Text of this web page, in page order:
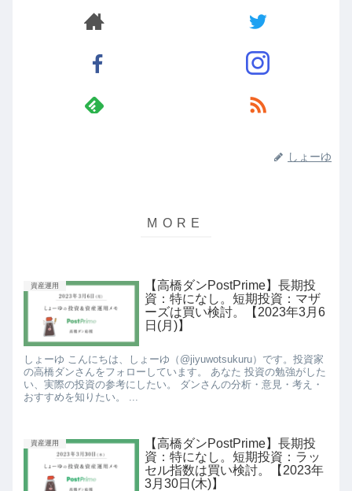
しょーゆ
資産運用
【高橋ダンPostPrime】長期投
資：特になし。短期投資：マザ
ーズは買い検討。【2023年3月6
日(月)】
しょーゆ こんにちは、しょーゆ（@jiyuwotsukuru）です。投資家
の高橋ダンさんをフォローしています。 あなた 投資の勉強がした
い、実際の投資の参考にしたい。 ダンさんの分析・意見・考え・
おすすめを知りたい。 ...
資産運用
【高橋ダンPostPrime】長期投
資：特になし。短期投資：ラッ
セル指数は買い検討。【2023年
3月30日(木)】